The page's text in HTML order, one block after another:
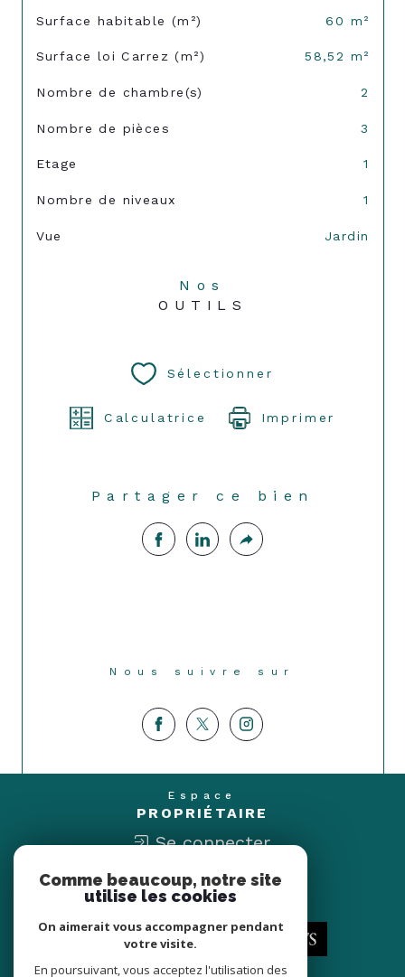
Surface habitable (m²) 60 m²
Surface loi Carrez (m²) 58,52 m²
Nombre de chambre(s) 2
Nombre de pièces 3
Etage 1
Nombre de niveaux 1
Vue Jardin
Nos
OUTILS
Sélectionner
Calculatrice Imprimer
Partager ce bien
Nous suivre sur
Espace
PROPRIÉTAIRE
Se connecter
Nous
ADHÉRONS
Comme beaucoup, notre site
utilise les cookies
On aimerait vous accompagner pendant
votre visite.
En poursuivant, vous acceptez l'utilisation des